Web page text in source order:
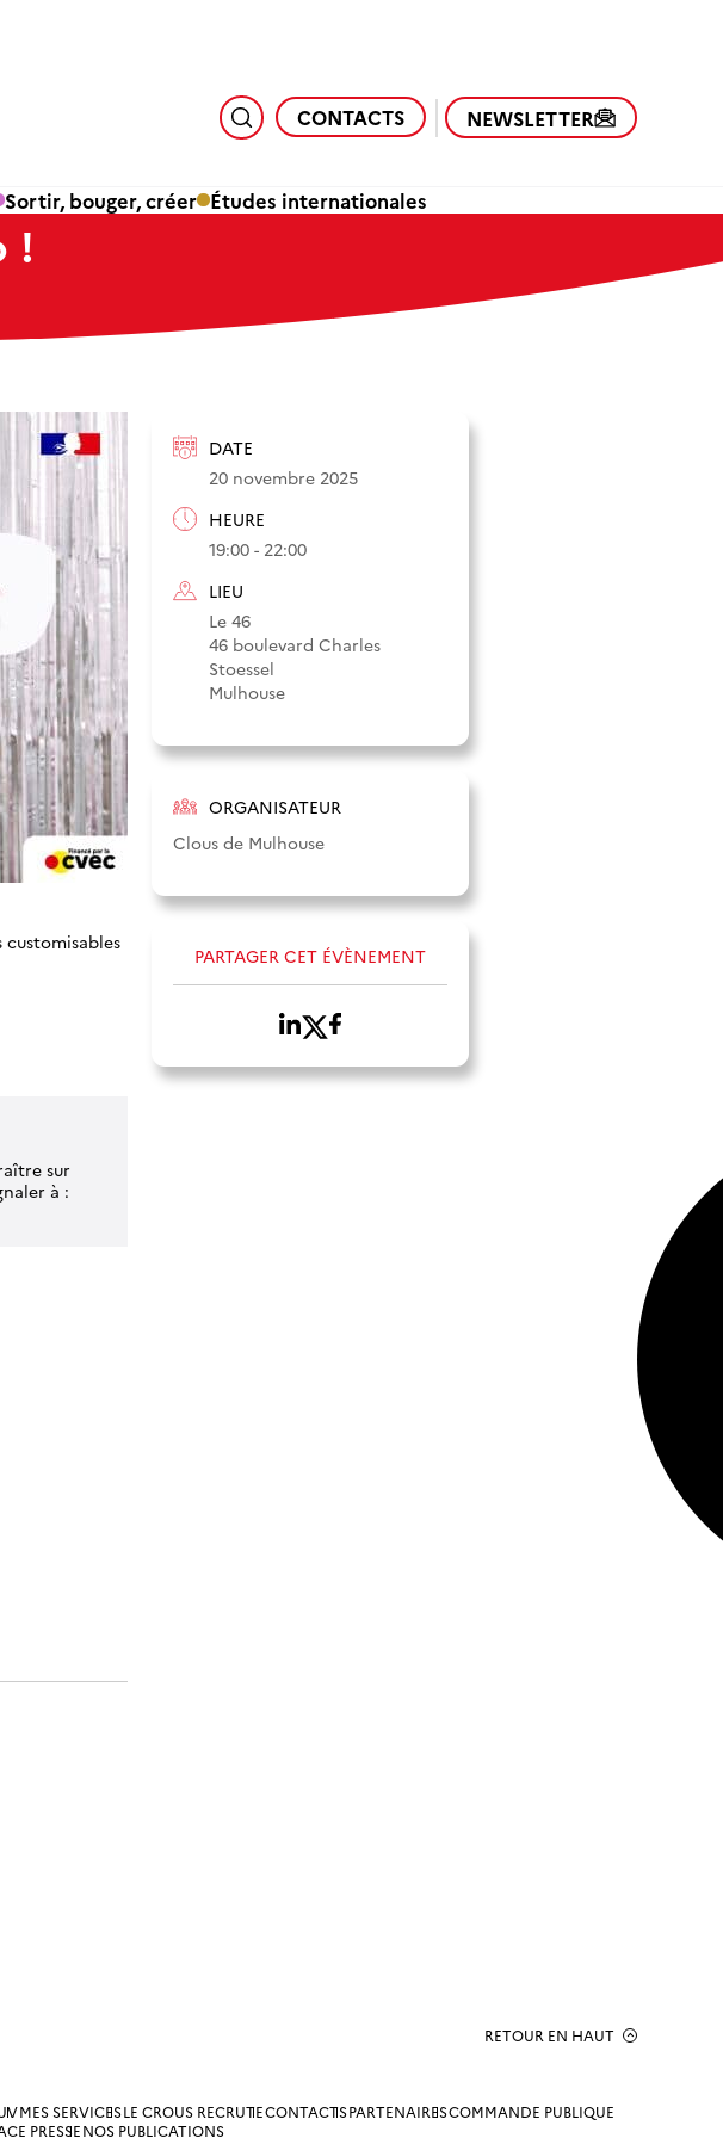
CONTACTS NEWSLETTER
Sortir, bouger, créer Études internationales
!
DATE
20 novembre 2025
HEURE
19:00 - 22:00
LIEU
Le 46
46 boulevard Charles
Stoessel
Mulhouse
ORGANISATEUR
Clous de Mulhouse
PARTAGER CET ÉVÈNEMENT
sur
à :
MES SERVICESLE CROUS RECRUTECONTACTSPARTENAIRESCOMMANDE PUBLIQUE
PRESSENOS PUBLICATIONS
RETOUR EN HAUT